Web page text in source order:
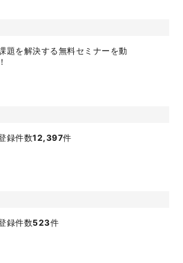
題を解決する無料セミナーを動
録件数12,397件
録件数523件